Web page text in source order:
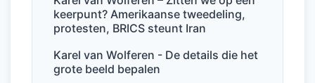
keerpunt? Amerikaanse tweedeling,
protesten, BRICS steunt Iran
Karel van Wolferen - De details die het
grote beeld bepalen
o
k
p